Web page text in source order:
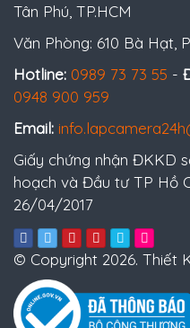
Tân Phú, TP.HCM
Văn Phòng: 610 Bà Hạt,
Hotline: 0989 73 73 55 -
0948 900 959
Email:
Giấy chứng nhận ĐKKD
hoạch và Đầu tư TP Hồ
26/04/2017
© Copyright 2026. Thiết